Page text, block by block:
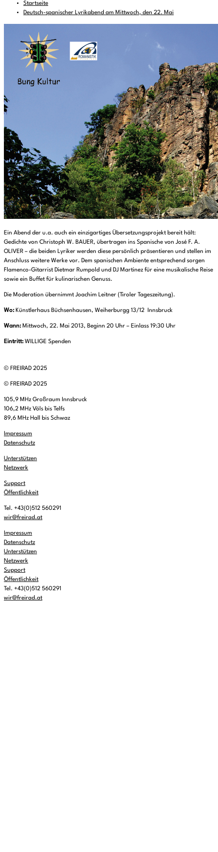
Startseite
Deutsch-spanischer Lyrikabend am Mittwoch, den 22. Mai
Ein Abend der u.a. auch ein einzigartiges Übersetzungsprojekt bereit hält:
Gedichte von Christoph W. BAUER, übertragen ins Spanische von José F. A.
OLIVER – die beiden Lyriker werden diese persönlich präsentieren und stellen im
Anschluss weitere Werke vor. Dem spanischen Ambiente entsprechend sorgen
Flamenco-Gitarrist Dietmar Rumpold und DJ Martinez für eine musikalische Reise
sowie ein Buffet für kulinarischen Genuss.
Die Moderation übernimmt Joachim Leitner (Tiroler Tageszeitung).
Wo: Künstlerhaus Büchsenhausen, Weiherburgg 13/12 Innsbruck
Wann: Mittwoch, 22. Mai 2013, Beginn 20 Uhr – Einlass 19:30 Uhr
Eintritt: WILLIGE Spenden
© FREIRAD 2025
© FREIRAD 2025
105,9 MHz Großraum Innsbruck
106,2 MHz Völs bis Telfs
89,6 MHz Hall bis Schwaz
Impressum
Datenschutz
Unterstützen
Netzwerk
Support
Öffentlichkeit
Tel. +43(0)512 560291
wir@freirad.at
Impressum
Datenschutz
Unterstützen
Netzwerk
Support
Öffentlichkeit
Tel. +43(0)512 560291
wir@freirad.at